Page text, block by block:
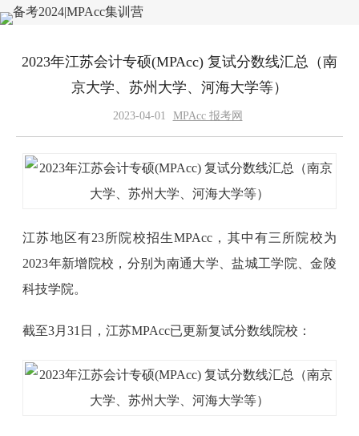
2023年江苏会计专硕(MPAcc) 复试分数线汇总（南
京大学、苏州大学、河海大学等）
2023-04-01 MPAcc 报考网
江苏地区有23所院校招生MPAcc，其中有三所院校为
2023年新增院校，分别为南通大学、盐城工学院、金陵
科技学院。
截至3月31日，江苏MPAcc已更新复试分数线院校：